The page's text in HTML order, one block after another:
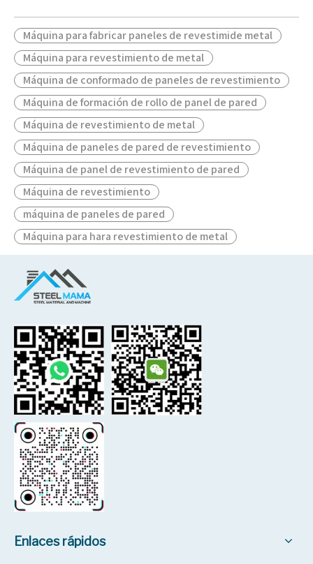
Máquina para fabricar paneles de revestimide metal
Máquina para revestimiento de metal
Máquina de conformado de paneles de revestimiento
Máquina de formación de rollo de panel de pared
Máquina de revestimiento de metal
Máquina de paneles de pared de revestimiento
Máquina de panel de revestimiento de pared
Máquina de revestimiento
máquina de paneles de pared
Máquina para hara revestimiento de metal
Enlaces rápidos